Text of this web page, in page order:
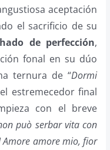
aceptación
el sacrificio de su
de perfección,
fonal en su dúo
ternura de “Dormi
estremecedor final
con el breve
può serbar vita con
Amore amore mio, fior